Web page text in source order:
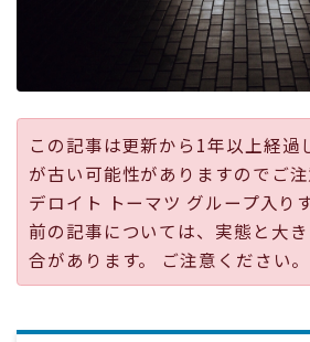
この記事は更新から1年以上経過
が古い可能性がありますのでご
デロイト トーマツ グループ入り
前の記事については、実態と大
合があります。 ご注意ください。